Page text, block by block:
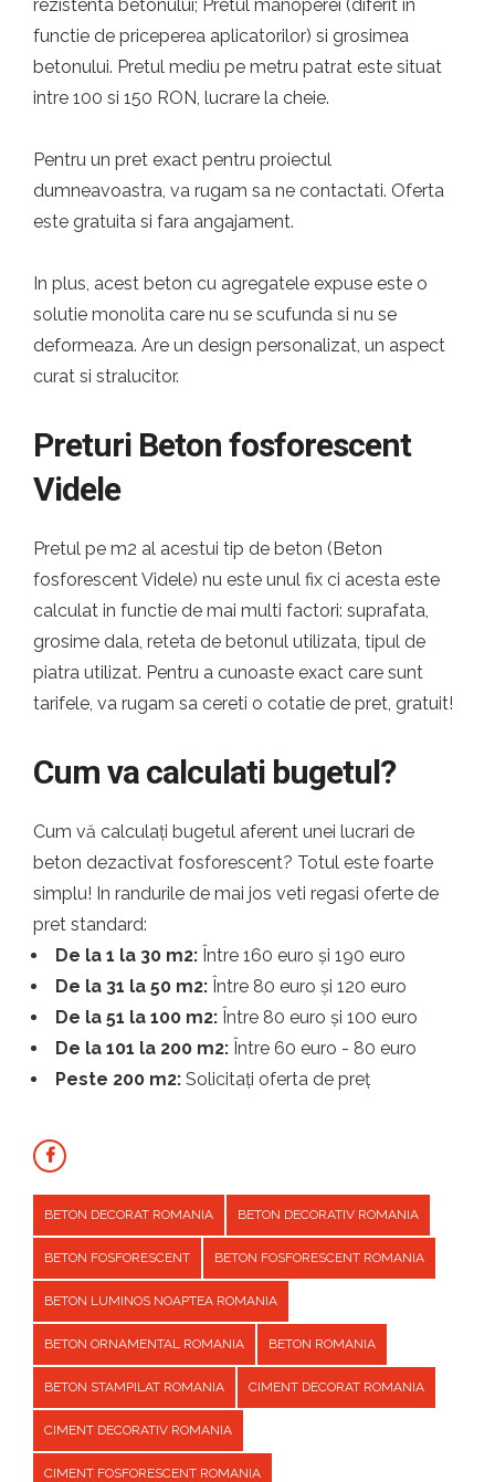
rezistenta betonului; Pretul manoperei (diferit in
functie de priceperea aplicatorilor) si grosimea
betonului. Pretul mediu pe metru patrat este situat
intre 100 si 150 RON, lucrare la cheie.
Pentru un pret exact pentru proiectul
dumneavoastra, va rugam sa ne contactati. Oferta
este gratuita si fara angajament.
In plus, acest beton cu agregatele expuse este o
solutie monolita care nu se scufunda si nu se
deformeaza. Are un design personalizat, un aspect
curat si stralucitor.
Preturi Beton fosforescent
Videle
Pretul pe m2 al acestui tip de beton (Beton
fosforescent Videle) nu este unul fix ci acesta este
calculat in functie de mai multi factori: suprafata,
grosime dala, reteta de betonul utilizata, tipul de
piatra utilizat. Pentru a cunoaste exact care sunt
tarifele, va rugam sa cereti o cotatie de pret, gratuit!
Cum va calculati bugetul?
Cum vă calculați bugetul aferent unei lucrari de
beton dezactivat fosforescent? Totul este foarte
simplu! In randurile de mai jos veti regasi oferte de
pret standard:
De la 1 la 30 m2: Între 160 euro și 190 euro
De la 31 la 50 m2: Între 80 euro și 120 euro
De la 51 la 100 m2: Între 80 euro și 100 euro
De la 101 la 200 m2: Între 60 euro - 80 euro
Peste 200 m2: Solicitați oferta de preț
BETON DECORAT ROMANIA BETON DECORATIV ROMANIA
BETON FOSFORESCENT BETON FOSFORESCENT ROMANIA
BETON LUMINOS NOAPTEA ROMANIA
BETON ORNAMENTAL ROMANIA BETON ROMANIA
BETON STAMPILAT ROMANIA CIMENT DECORAT ROMANIA
CIMENT DECORATIV ROMANIA
CIMENT FOSFORESCENT ROMANIA